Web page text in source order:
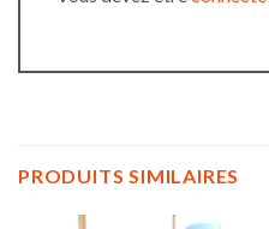
PRODUITS SIMILAIRES